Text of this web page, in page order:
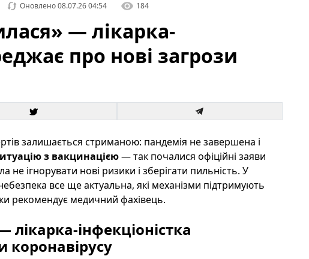
Оновлено08.07.26 04:54 184
— лікарка-
про нові загрози
залишається стриманою: пандемія не завершена і
з вакцинацією— так почалися офіційні заяви
не ігнорувати нові ризики і зберігати пильність. У
все ще актуальна, які механізми підтримують
рекомендує медичний фахівець.
інфекціоністка
коронавірусу